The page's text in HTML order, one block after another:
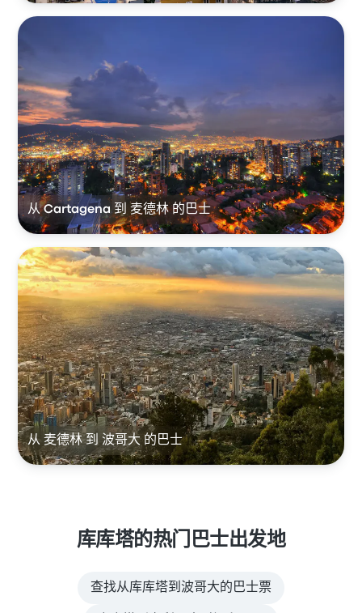
从 Cartagena 到 麦德林 的巴士
从 麦德林 到 波哥大 的巴士
库库塔的热门巴士出发地
查找从库库塔到波哥大的巴士票